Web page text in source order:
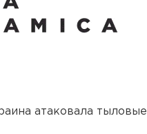
атаковала тыловые